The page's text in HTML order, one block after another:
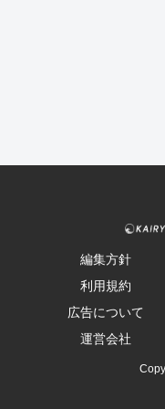
編集方針
利用規約
広告について
運営会社